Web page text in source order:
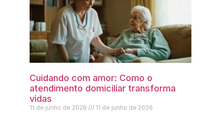
Cuidando com amor: Como o
atendimento domiciliar transforma
vidas
11 de junho de 2026 11 de junho de 2026